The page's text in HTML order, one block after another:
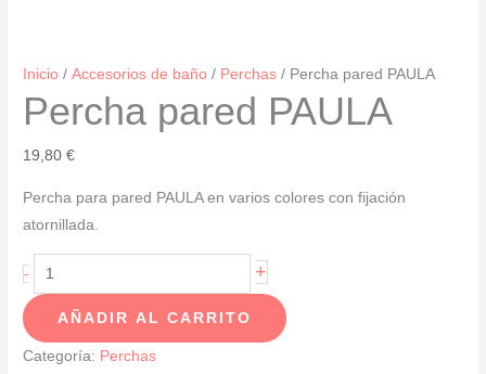
Inicio /Accesorios de baño / Perchas / Percha pared PAULA
Percha pared PAULA
19,80€
Percha para pared PAULA en varios colores con fijación
atornillada.
-
Percha
pared
PAULA
cantidad
+
AÑADIR AL CARRITO
Categoría: Perchas